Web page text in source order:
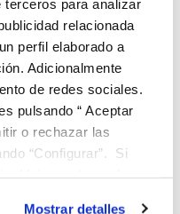
para analizar
relacionada
perfil elaborado a
Adicionalmente
de redes sociales.
pulsando “ Aceptar
o rechazar las
“Configurar”. Si
Mostrar detalles